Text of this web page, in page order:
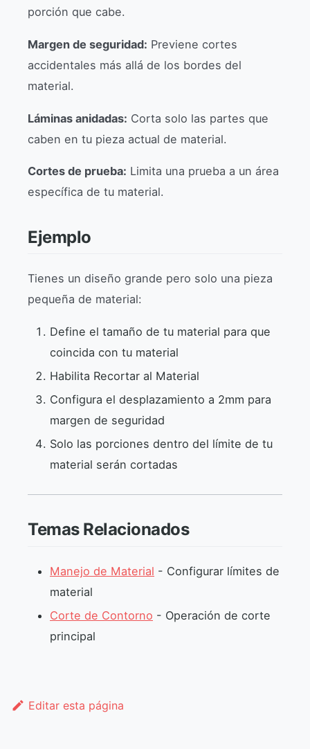
porción que cabe.
Margen de seguridad: Previene cortes
accidentales más allá de los bordes del
material.
Láminas anidadas: Corta solo las partes que
caben en tu pieza actual de material.
Cortes de prueba: Limita una prueba a un área
específica de tu material.
Ejemplo
Tienes un diseño grande pero solo una pieza
pequeña de material:
Define el tamaño de tu material para que
coincida con tu material
Habilita Recortar al Material
Configura el desplazamiento a 2mm para
margen de seguridad
Solo las porciones dentro del límite de tu
material serán cortadas
Temas Relacionados
Manejo de Material - Configurar límites de
material
Corte de Contorno - Operación de corte
principal
Editar esta página